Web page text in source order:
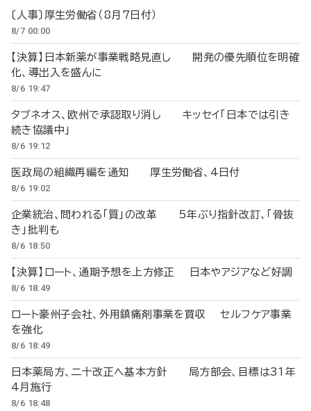
〔人事〕厚生労働省（8月7日付）
8/7 00:00
【決算】日本新薬が事業戦略見直し 開発の優先順位を明確
化、導出入を盛んに
8/6 19:47
タブネオス、欧州で承認取り消し キッセイ「日本では引き
続き協議中」
8/6 19:12
医政局の組織再編を通知 厚生労働省、4日付
8/6 19:02
企業統治、問われる「質」の改革 5年ぶり指針改訂、「骨抜
き」批判も
8/6 18:50
【決算】ロート、通期予想を上方修正 日本やアジアなど好調
8/6 18:49
ロート豪州子会社、外用鎮痛剤事業を買収 セルフケア事業
を強化
8/6 18:49
日本薬局方、二十改正へ基本方針 局方部会、目標は31年
4月施行
8/6 18:48